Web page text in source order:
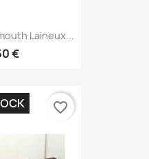
Laineux...
€
favorite_border